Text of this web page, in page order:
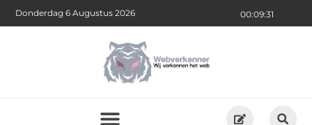
00:09:32
Donderdag 6 Augustus 2026